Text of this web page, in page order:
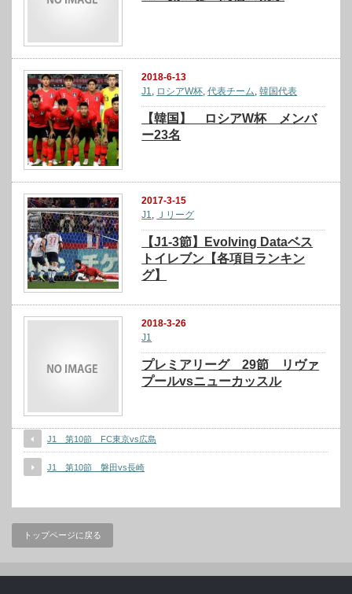
2018-6-13
J1, ロシアW杯,代表チーム,韓国代表
【韓国】 ロシアW杯 メンバ
ー23名
2017-3-15
J1
Ｊリーグ
【J1-3節】Evolving Dataベス
トイレブン【各項目ランキン
グ】
2018-3-26
J1
プレミアリーグ 29節 リヴァ
プールvsニューカッスル
J1 第10節 FC東京vs広島
J1 第10節 磐田vs長崎
トップページに戻る